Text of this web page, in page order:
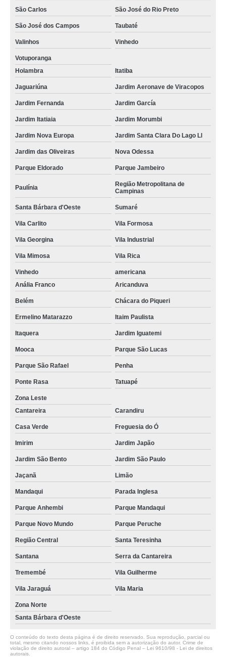
São Carlos São José do Rio Preto
São José dos Campos Taubaté
Valinhos Vinhedo
Votuporanga
Holambra
Itatiba
Jaguariúna Jardim Aeronave de Viracopos
Jardim Fernanda Jardim García
Jardim Itatiaia Jardim Morumbi
Jardim Nova Europa Jardim Santa Clara Do Lago Ll
Jardim das Oliveiras Nova Odessa
Parque Eldorado Parque Jambeiro
Paulínia
Região Metropolitana de
Campinas
Santa Bárbara d'Oeste Sumaré
Vila Carlito Vila Formosa
Vila Georgina Vila Industrial
Vila Mimosa Vila Rica
Vinhedo
americana
Anália Franco
Aricanduva
Belém Chácara do Piqueri
Ermelino Matarazzo Itaim Paulista
Itaquera Jardim Iguatemi
Mooca Parque São Lucas
Parque São Rafael Penha
Ponte Rasa Tatuapé
Zona Leste
Cantareira
Carandiru
Casa Verde Freguesia do Ó
Imirim Jardim Japão
Jardim São Bento Jardim São Paulo
Jaçanã Limão
Mandaqui Parada Inglesa
Parque Anhembi Parque Mandaqui
Parque Novo Mundo Parque Peruche
Região Central Santa Teresinha
Santana Serra da Cantareira
Tremembé Vila Guilherme
Vila Jaraguá Vila Maria
Zona Norte
Santa Bárbara d'Oeste
O conteúdo do texto desta página é de direito reservado. Sua reprodução, parcial ou
total, mesmo citando nossos links, é proibida sem a autorização do autor. Crime de
violação de direito autoral – artigo 184 do Código Penal – Lei 9610/98 - Lei de direitos
autorais